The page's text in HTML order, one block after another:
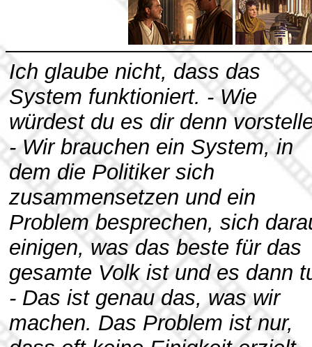
Ich glaube nicht, dass das
System funktioniert. - Wie
würdest du es dir denn
- Wir brauchen ein System, in
dem die Politiker sich
zusammensetzen und ein
Problem besprechen, sich
einigen, was das beste für das
gesamte Volk ist und es dann
- Das ist genau das, was wir
machen. Das Problem ist nur,